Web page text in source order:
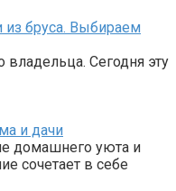
из бруса. Выбираем
владельца. Сегодня эту
и дачи
домашнего уюта и
сочетает в себе